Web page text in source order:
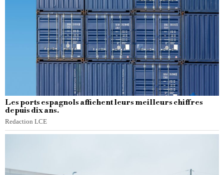
Les ports espagnols affichent leurs meilleurs chiffres
depuis dix ans.
Redaction LCE